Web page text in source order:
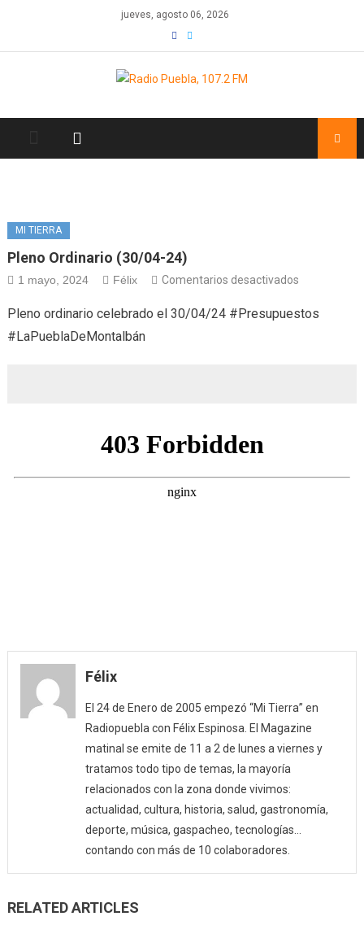
content
jueves, agosto 06, 2026
MI TIERRA
Pleno Ordinario (30/04-24)
1 mayo, 2024 Félix Comentarios desactivadosen
ordinario
Pleno ordinario celebrado el 30/04/24 #Presupuestos
#LaPueblaDeMontalbán
Félix
El 24 de Enero de 2005 empezó “Mi Tierra” en
Radiopuebla con Félix Espinosa. El Magazine
matinal se emite de 11 a 2 de lunes a viernes y
tratamos todo tipo de temas, la mayoría
relacionados con la zona donde vivimos:
actualidad, cultura, historia, salud, gastronomía,
deporte, música, gaspacheo, tecnologías…
contando con más de 10 colaboradores.
RELATED ARTICLES